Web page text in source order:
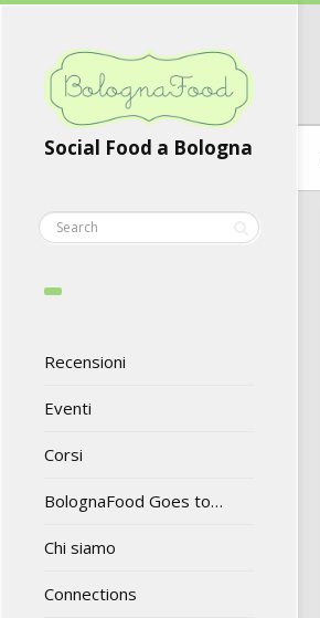
Social Food a Bologna
Recensioni
Eventi
Corsi
BolognaFood Goes to…
Chi siamo
Connections